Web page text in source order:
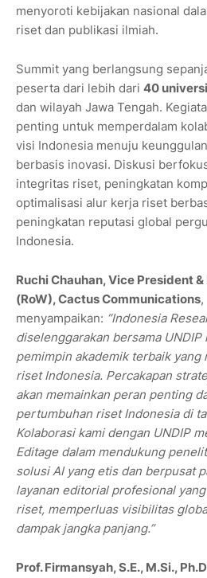
menyoroti kebijakan nasional
riset dan publikasi ilmiah.
Summit yang berlangsung
peserta dari lebih dari 40
dan wilayah Jawa Tengah.
penting untuk memperdalam
visi Indonesia menuju
berbasis inovasi. Diskusi
integritas riset, peningkatan
optimalisasi alur kerja riset
peningkatan reputasi global
Indonesia.
Ruchi Chauhan, Vice President
(RoW), Cactus Communications,
menyampaikan: “Indonesia
diselenggarakan bersama
pemimpin akademik terbaik yang
riset Indonesia. Percakapan
akan memainkan peran penting
pertumbuhan riset Indonesia di
Kolaborasi kami dengan UNDIP
Editage dalam mendukung
solusi AI yang etis dan berpusat
layanan editorial profesional
riset, memperluas visibilitas
dampak jangka panjang.”
Prof. Firmansyah, S.E., M.Si.,